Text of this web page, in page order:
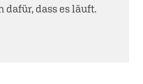
dafür, dass es läuft.